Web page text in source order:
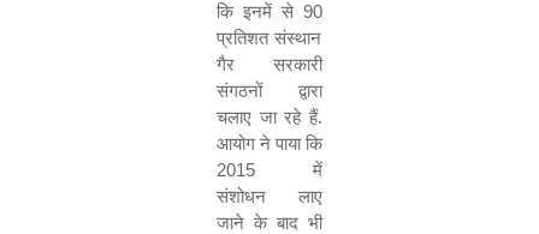
कि इनमें से 90
प्रतिशत संस्थान
गैर सरकारी
संगठनों द्वारा
चलाए जा रहे हैं.
आयोग ने पाया कि
2015 में
संशोधन लाए
जाने के बाद भी